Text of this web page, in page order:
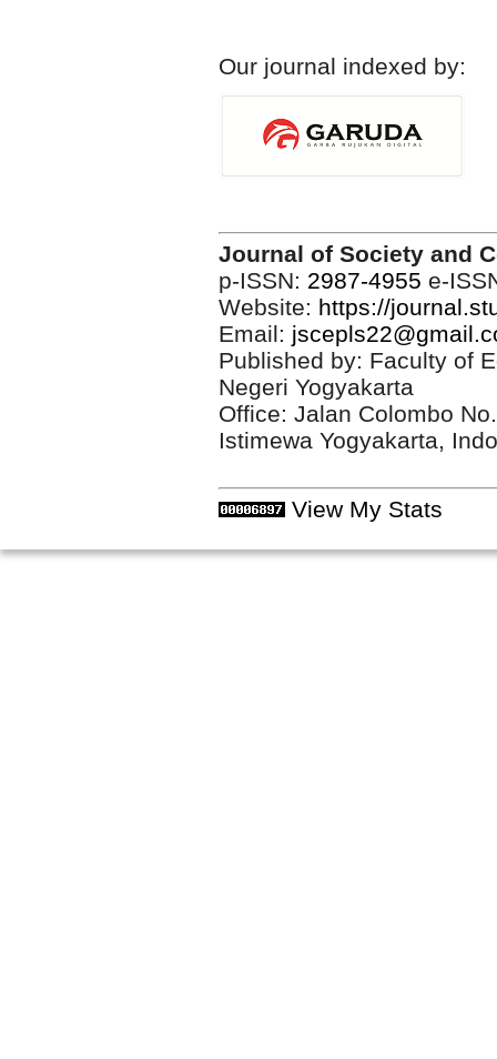
Our journal indexed by:
Journal of Society and
p-ISSN: 2987-4955 e-
Website: https://
Email:
Published by: Faculty of
Negeri Yogyakarta
Office: Jalan Colombo
Istimewa Yogyakarta,
View My Stats